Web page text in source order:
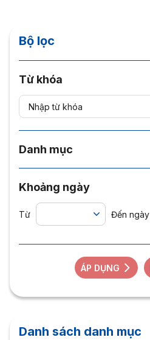
Bộ lọc
Từ khóa
Danh mục
Khoảng ngày
Từ Đến ngày
ÁP DỤNG
Danh sách danh mục